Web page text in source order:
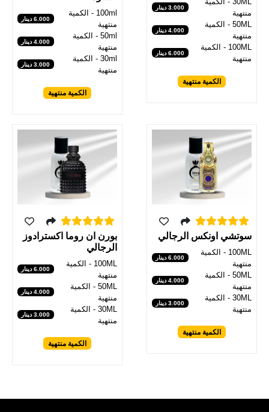
منتهية
3.000 دينار
50ML - الكمية
منتهية
4.000 دينار
100ML - الكمية
منتهية
6.000 دينار
الكمية منتهية
100ml - الكمية
منتهية
6.000 دينار
50ml - الكمية
منتهية
4.000 دينار
30ml - الكمية
منتهية
3.000 دينار
الكمية منتهية
سوتشي اونكس الرجالي
100ML - الكمية
منتهية
6.000 دينار
50ML - الكمية
منتهية
4.000 دينار
30ML - الكمية
منتهية
3.000 دينار
الكمية منتهية
بورن ان روما اكسترادوز
الرجالي
100ML - الكمية
منتهية
6.000 دينار
50ML - الكمية
منتهية
4.000 دينار
30ML - الكمية
منتهية
3.000 دينار
الكمية منتهية